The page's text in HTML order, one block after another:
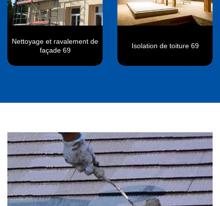
Nettoyage et ravalement de
façade 69
Isolation de toiture 69